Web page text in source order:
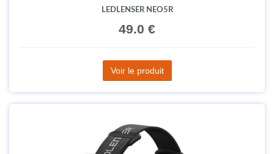
LEDLENSER NEO5R
49.0 €
Voir le produit